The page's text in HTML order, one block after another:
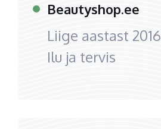
Beautyshop.ee
Liige aastast 2016
Ilu ja tervis